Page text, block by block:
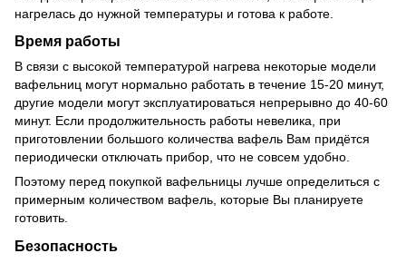
нагрелась до нужной температуры и готова к работе.
Время работы
В связи с высокой температурой нагрева некоторые модели
вафельниц могут нормально работать в течение 15-20 минут,
другие модели могут эксплуатироваться непрерывно до 40-60
минут. Если продолжительность работы невелика, при
приготовлении большого количества вафель Вам придётся
периодически отключать прибор, что не совсем удобно.
Поэтому перед покупкой вафельницы лучше определиться с
примерным количеством вафель, которые Вы планируете
готовить.
Безопасность